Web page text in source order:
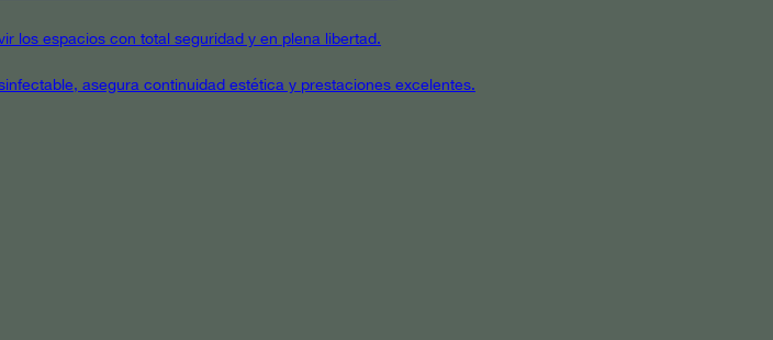
los espacios con total seguridad y en plena libertad.
asegura continuidad estética y prestaciones excelentes.